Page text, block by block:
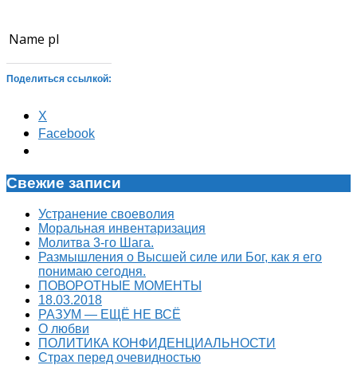
Name pl
Поделиться ссылкой:
X
Facebook
Свежие записи
Устранение своеволия
Моральная инвентаризация
Молитва 3-го Шага.
Размышления о Высшей силе или Бог, как я его
понимаю сегодня.
ПОВОРОТНЫЕ МОМЕНТЫ
18.03.2018
РАЗУМ — ЕЩЁ НЕ ВСЁ
О любви
ПОЛИТИКА КОНФИДЕНЦИАЛЬНОСТИ
Страх перед очевидностью